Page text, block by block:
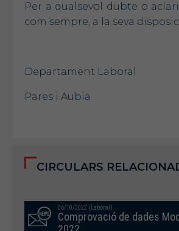
Per a qualsevol dubte o
com sempre, a la seva
Departament Laboral
Pares i Aubia
CIRCULARS
06/10/2022 (Laboral)
Comprovació de dades